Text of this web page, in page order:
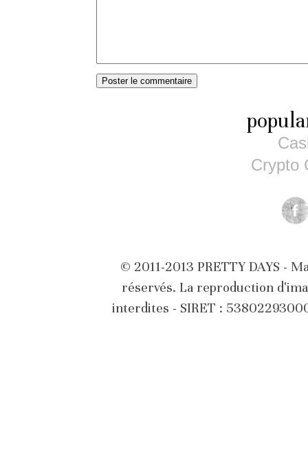
Crypto
© 2011-2013 PRETTY DAYS -
réservés. La reproduction
interdites - SIRET :